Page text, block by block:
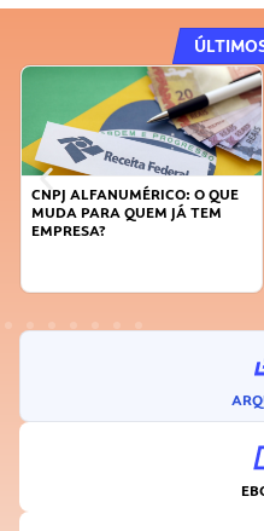
DICAS PARA OBTER CRÉDITO